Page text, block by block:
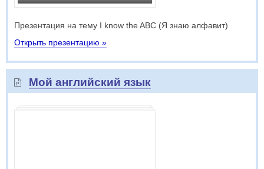
Презентация на тему I know the ABC (Я знаю алфавит)
Открыть презентацию »
Мой английский язык